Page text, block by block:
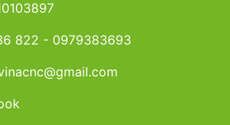
822 - 0979383693